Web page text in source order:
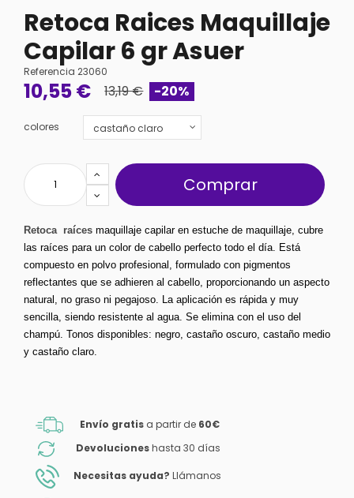
Retoca Raices Maquillaje
Capilar 6 gr Asuer
Referencia 23060
10,55 € 13,19 € -20%
colores
Comprar
Retoca  raíces maquillaje capilar en estuche de maquillaje, cubre
las raíces para un color de cabello perfecto todo el día. Está
compuesto en polvo profesional, formulado con pigmentos
reflectantes que se adhieren al cabello, proporcionando un aspecto
natural, no graso ni pegajoso. La aplicación es rápida y muy
sencilla, siendo resistente al agua. Se elimina con el uso del
champú. Tonos disponibles: negro, castaño oscuro, castaño medio
y castaño claro.
Envío gratis a partir de 60€
Devolucioneshasta 30 días
Necesitas ayuda? Llámanos